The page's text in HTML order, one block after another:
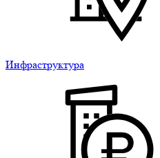
Инфраструктура